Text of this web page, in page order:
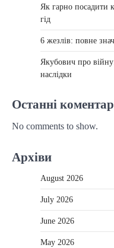
Як гарно посадити
гід
6 жезлів: повне
Якубович про
наслідки
Останні
No comments to show.
Архіви
August 2026
July 2026
June 2026
May 2026